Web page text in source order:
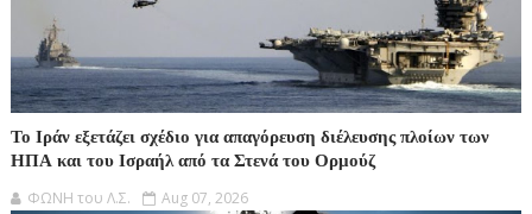
Το Ιράν εξετάζει σχέδιο για απαγόρευση διέλευσης πλοίων των
ΗΠΑ και του Ισραήλ από τα Στενά του Ορμούζ
ΦΩΝΗ του Λ.Σ. Aug 07, 2026